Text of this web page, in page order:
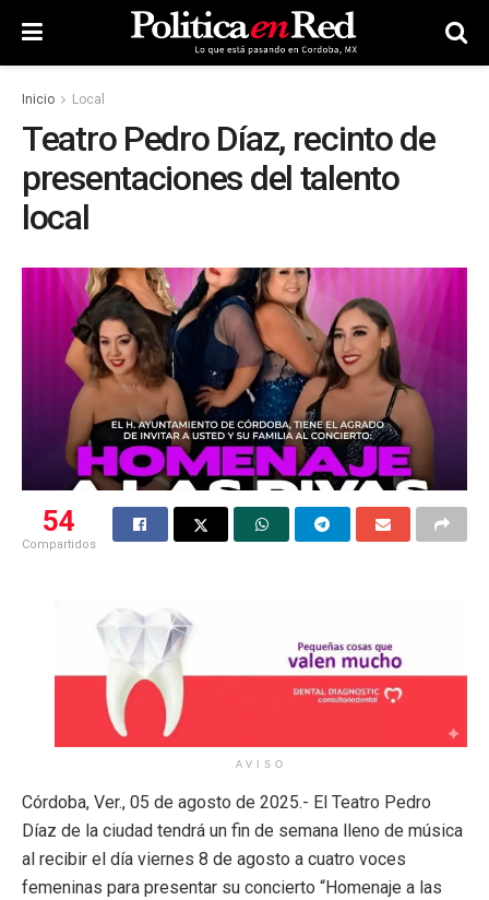
Inicio Local
Teatro Pedro Díaz, recinto de
presentaciones del talento
local
54
Compartidos
AVISO
Córdoba, Ver., 05 de agosto de 2025.- El Teatro Pedro
Díaz de la ciudad tendrá un fin de semana lleno de música
al recibir el día viernes 8 de agosto a cuatro voces
femeninas para presentar su concierto “Homenaje a las